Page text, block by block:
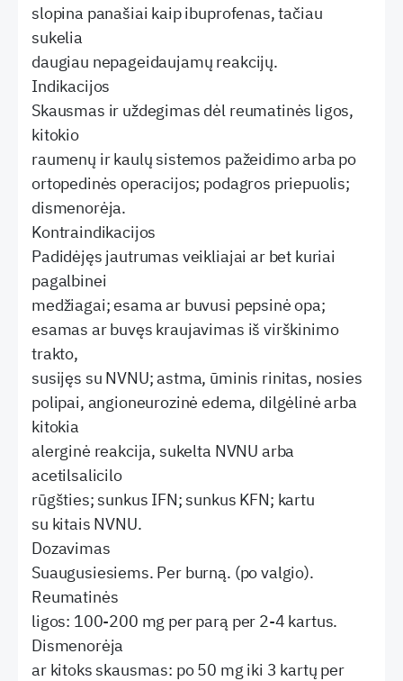
slopina panašiai kaip ibuprofenas, tačiau
sukelia
daugiau nepageidaujamų reakcijų.
Indikacijos
Skausmas ir uždegimas dėl reumatinės ligos,
kitokio
raumenų ir kaulų sistemos pažeidimo arba po
ortopedinės operacijos; podagros priepuolis;
dismenorėja.
Kontraindikacijos
Padidėjęs jautrumas veikliajai ar bet kuriai
pagalbinei
medžiagai; esama ar buvusi pepsinė opa;
esamas ar buvęs kraujavimas iš virškinimo
trakto,
susijęs su NVNU; astma, ūminis rinitas, nosies
polipai, angioneurozinė edema, dilgėlinė arba
kitokia
alerginė reakcija, sukelta NVNU arba
acetilsalicilo
rūgšties; sunkus IFN; sunkus KFN; kartu
su kitais NVNU.
Dozavimas
Suaugusiesiems. Per burną. (po valgio).
Reumatinės
ligos: 100-200 mg per parą per 2-4 kartus.
Dismenorėja
ar kitoks skausmas: po 50 mg iki 3 kartų per